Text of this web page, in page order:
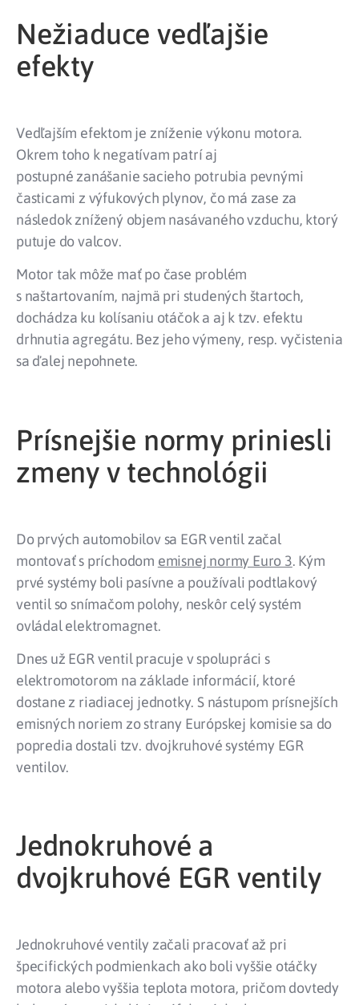
Nežiaduce vedľajšie
efekty
Vedľajším efektom je zníženie výkonu motora.
Okrem toho k negatívam patrí aj
postupné zanášanie sacieho potrubia pevnými
časticami z výfukových plynov, čo má zase za
následok znížený objem nasávaného vzduchu, ktorý
putuje do valcov.
Motor tak môže mať po čase problém
s naštartovaním, najmä pri studených štartoch,
dochádza ku kolísaniu otáčok a aj k tzv. efektu
drhnutia agregátu. Bez jeho výmeny, resp. vyčistenia
sa ďalej nepohnete.
Prísnejšie normy priniesli
zmeny v technológii
Do prvých automobilov sa EGR ventil začal
montovať s príchodom emisnej normy Euro 3. Kým
prvé systémy boli pasívne a používali podtlakový
ventil so snímačom polohy, neskôr celý systém
ovládal elektromagnet.
Dnes už EGR ventil pracuje v spolupráci s
elektromotorom na základe informácií, ktoré
dostane z riadiacej jednotky. S nástupom prísnejších
emisných noriem zo strany Európskej komisie sa do
popredia dostali tzv. dvojkruhové systémy EGR
ventilov.
Jednokruhové a
dvojkruhové EGR ventily
Jednokruhové ventily začali pracovať až pri
špecifických podmienkach ako boli vyššie otáčky
motora alebo vyššia teplota motora, pričom dovtedy